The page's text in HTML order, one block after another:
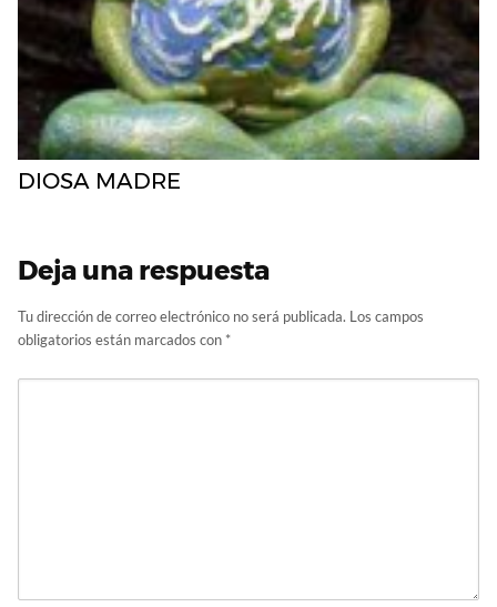
DIOSA MADRE
Deja una respuesta
Tu dirección de correo electrónico no será publicada. Los campos
obligatorios están marcados con *